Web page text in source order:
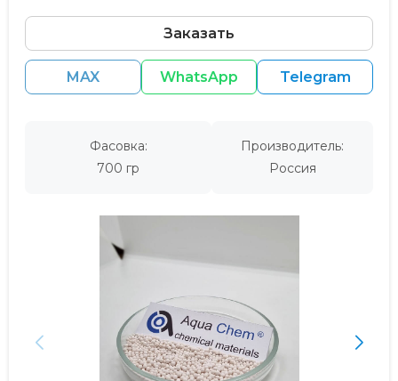
Заказать
MAX WhatsApp Telegram
Фасовка:
700 гр
Производитель:
Россия